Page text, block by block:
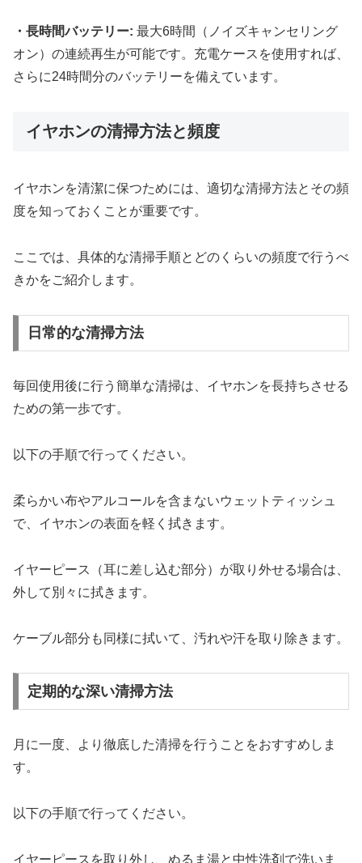
・長時間バッテリー: 最大6時間（ノイズキャンセリング
オン）の連続再生が可能です。充電ケースを使用すれば、
さらに24時間分のバッテリーを備えています。
イヤホンの清掃方法と頻度
イヤホンを清潔に保つためには、適切な清掃方法とその頻
度を知っておくことが重要です。
ここでは、具体的な清掃手順とどのくらいの頻度で行うべ
きかをご紹介します。
日常的な清掃方法
毎回使用後に行う簡単な清掃は、イヤホンを長持ちさせる
ための第一歩です。
以下の手順で行ってください。
柔らかい布やアルコールを含まないウェットティッシュ
で、イヤホンの表面を軽く拭きます。
イヤーピース（耳に差し込む部分）が取り外せる場合は、
外して別々に拭きます。
ケーブル部分も同様に拭いて、汚れや汗を取り除きます。
定期的な深い清掃方法
月に一度、より徹底した清掃を行うことをおすすめしま
す。
以下の手順で行ってください。
イヤーピースを取り外し、ぬるま湯と中性洗剤で洗いま